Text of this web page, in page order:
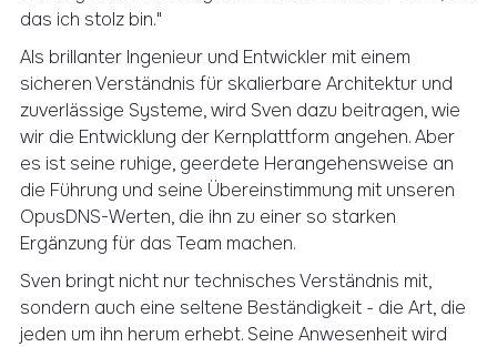
das ich stolz bin."
Als brillanter Ingenieur und Entwickler mit einem
sicheren Verständnis für skalierbare Architektur und
zuverlässige Systeme, wird Sven dazu beitragen, wie
wir die Entwicklung der Kernplattform angehen. Aber
es ist seine ruhige, geerdete Herangehensweise an
die Führung und seine Übereinstimmung mit unseren
OpusDNS-Werten, die ihn zu einer so starken
Ergänzung für das Team machen.
Sven bringt nicht nur technisches Verständnis mit,
sondern auch eine seltene Beständigkeit - die Art, die
jeden um ihn herum erhebt. Seine Anwesenheit wird